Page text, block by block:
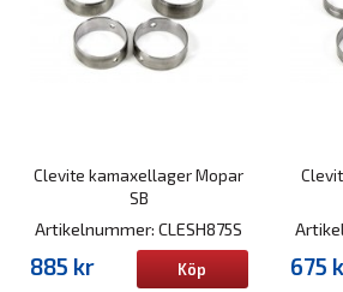
Clevite kamaxellager Mopar
SB
Artikelnummer: CLESH875S
885 kr Köp 675